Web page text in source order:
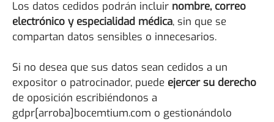
Los datos cedidos podrán incluir nombre, correo
electrónico y especialidad médica, sin que se
compartan datos sensibles o innecesarios.
Si no desea que sus datos sean cedidos a un
expositor o patrocinador, puede ejercer su derecho
de oposición escribiéndonos a
gdpr[arroba]bocemtium.com o gestionándolo